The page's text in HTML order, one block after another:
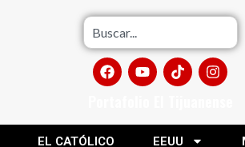
EL CATÓLICO EEUU